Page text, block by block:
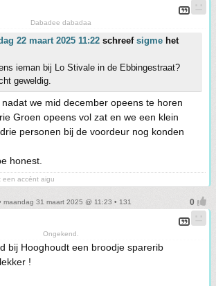
Dabadee dabadaa
22 maart 2025 11:22 schreef sigme het
ieman bij Lo Stivale in de Ebbingestraat?
geweldig.
we mid december opeens te horen
Groen opeens vol zat en we een klein
personen bij de voordeur nog konden
honest.
een accént aigu
maandag 31 maart 2025 @ 11:23 • 131
Ongekend.
bij Hooghoudt een broodje sparerib
!